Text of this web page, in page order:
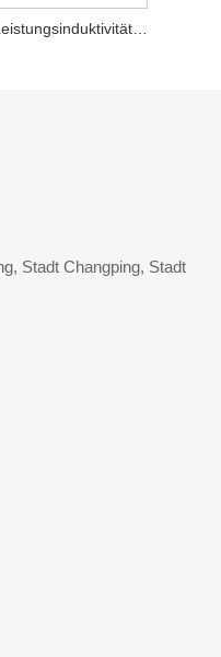
Leistungsinduktivitäten der Serien LFCD43 und LFCD54
Stadt Changping, Stadt